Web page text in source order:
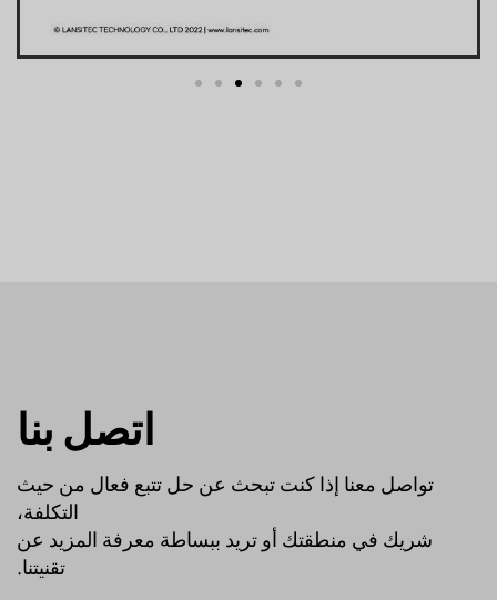
اتصل بنا
تواصل معنا إذا كنت تبحث عن حل تتبع فعال من حيث
التكلفة،
شريك في منطقتك أو تريد ببساطة معرفة المزيد عن
تقنيتنا.